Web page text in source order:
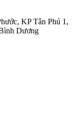
KP Tân Phú 1,
Dương